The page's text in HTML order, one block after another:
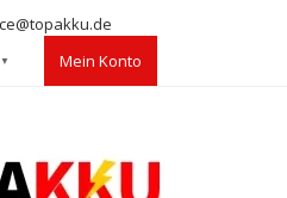
▼ Mein Konto